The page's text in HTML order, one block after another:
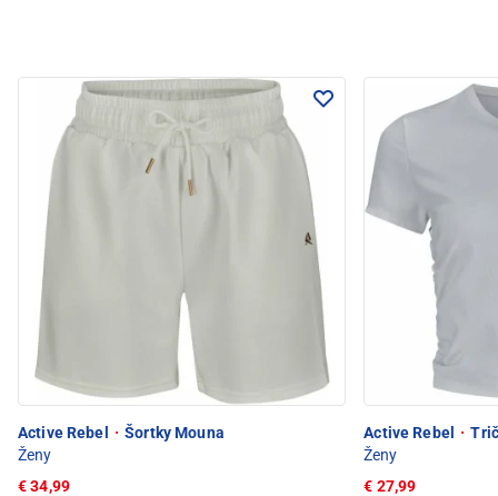
Active Rebel · Šortky Mouna
Ženy
€ 34,99
Active Rebel ·
Ženy
€ 27,99